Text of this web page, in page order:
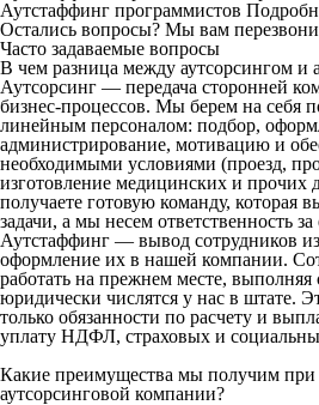
Аутстаффинг программистов
Остались вопросы? Мы вам
Часто задаваемые вопросы
В чем разница между аутсорсингом и
Аутсорсинг — передача сторонней
бизнес-процессов. Мы берем на себя
линейным персоналом: подбор,
администрирование, мотивацию и
необходимыми условиями (проезд,
изготовление медицинских и прочих
получаете готовую команду, которая
задачи, а мы несем ответственность
Аутстаффинг — вывод сотрудников
оформление их в нашей компании.
работать на прежнем месте, выполняя
юридически числятся у нас в штате.
только обязанности по расчету и
уплату НДФЛ, страховых и
Какие преимущества мы получим при
аутсорсинговой компании?